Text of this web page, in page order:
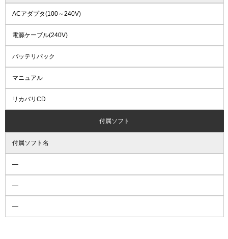
ACアダプタ(100～240V)
電源ケーブル(240V)
バッテリパック
マニュアル
リカバリCD
付属ソフト
付属ソフト名
―
―
―